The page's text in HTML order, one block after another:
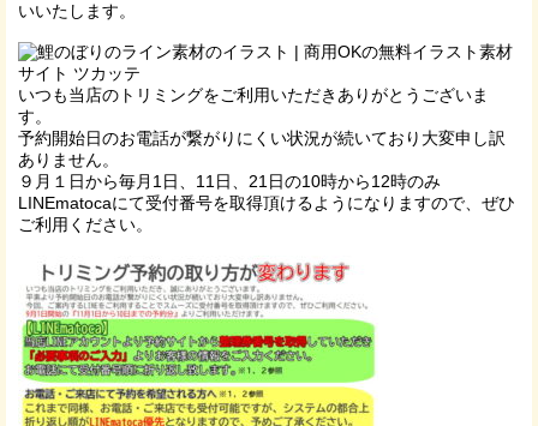
いいたします。
いつも当店のトリミングをご利用いただきありがとうございま
す。
予約開始日のお電話が繋がりにくい状況が続いており大変申し訳
ありません。
９月１日から毎月1日、11日、21日の10時から12時のみ
LINEmatocaにて受付番号を取得頂けるようになりますので、ぜひ
ご利用ください。